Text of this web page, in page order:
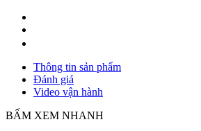
Thông tin sản phẩm
Đánh giá
Video vận hành
BẤM XEM NHANH